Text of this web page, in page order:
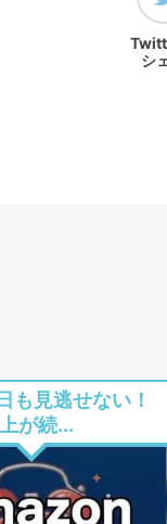
シ
も見逃せない！
が続...